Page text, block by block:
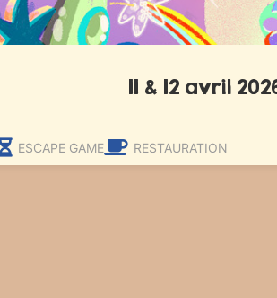
11 & 12 avril
ESCAPE GAME RESTAURATION